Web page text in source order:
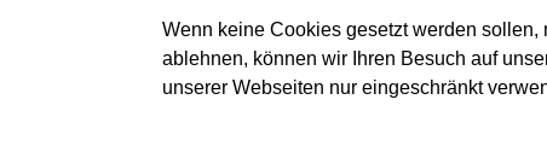
Wenn keine Cookies gesetzt werden
ablehnen, können wir Ihren Besuch auf
unserer Webseiten nur eingeschränkt